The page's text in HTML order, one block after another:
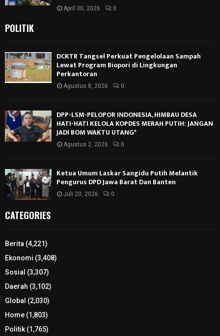
April 30, 2026 0
POLITIK
DCKTR Tangsel Perkuat Pengelolaan Sampah
Lewat Program Biopori di Lingkungan
Perkantoran
Agustus 8, 2026 0
DPP-LSM-PELOPOR INDONESIA, HIMBAU DESA
HATI-HATI KELOLA KOPDES MERAH PUTIH: JANGAN
JADI BOM WAKTU UTANG*
Agustus 2, 2026 0
Ketua Umum Laskar Sangidu Putih Melantik
Pengurus DPD Jawa Barat Dan Banten
Juli 20, 2026 0
CATEGORIES
Berita (4,221)
Ekonomi (3,408)
Sosial (3,307)
Daerah (3,102)
Global (2,030)
Home (1,803)
Politik (1,765)